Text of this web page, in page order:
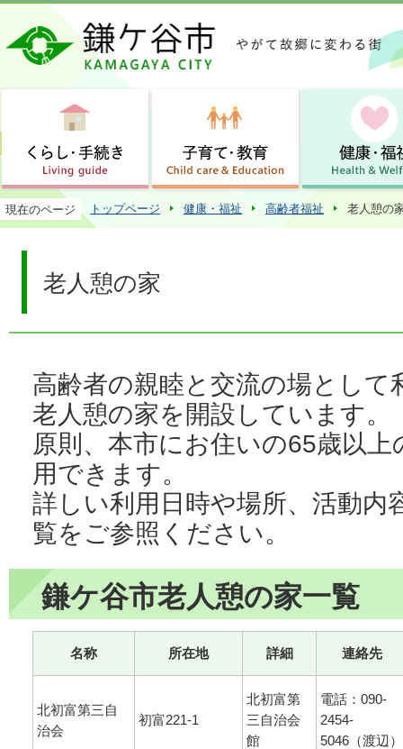
この
現在のページ トップページ 健康・福祉 高齢者福祉 老人憩の
老人憩の家
高齢者の親睦と交流の場とし
老人憩の家を開設しています。
原則、本市にお住いの65歳以
用できます。
詳しい利用日時や場所、活動内
覧をご参照ください。
鎌ケ谷市老人憩の家一覧
名称 所在地 詳細 連絡先
北初富第三自
治会
初富221-1
北初富第
三自治会
館
電話：090-
2454-
5046（渡辺）